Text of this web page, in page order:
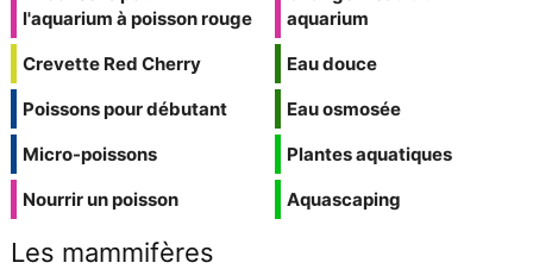
l'aquarium à poisson rouge
Crevette Red Cherry
Poissons pour débutant
Micro-poissons
Nourrir un poisson
aquarium
Eau douce
Eau osmosée
Plantes aquatiques
Aquascaping
Les mammifères